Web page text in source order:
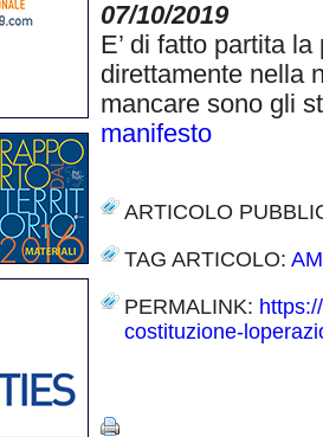
07/10/2019
E’ di fatto partita
direttamente nella
mancare sono gli
manifesto
ARTICOLO
TAG ARTICOLO:
PERMALINK:
costituzione-